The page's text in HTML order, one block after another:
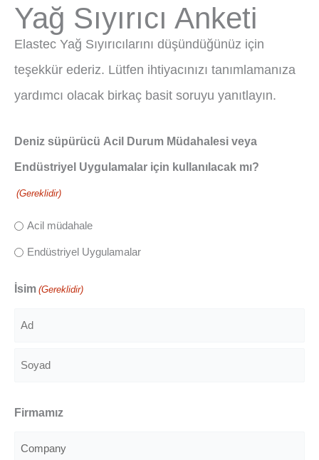
Yağ Sıyırıcı Anketi
Elastec Yağ Sıyırıcılarını düşündüğünüz için
teşekkür ederiz. Lütfen ihtiyacınızı tanımlamanıza
yardımcı olacak birkaç basit soruyu yanıtlayın.
Deniz süpürücü Acil Durum Müdahalesi veya
Endüstriyel Uygulamalar için kullanılacak mı?
(Gereklidir)
Acil müdahale
Endüstriyel Uygulamalar
İsim (Gereklidir)
Firmamız